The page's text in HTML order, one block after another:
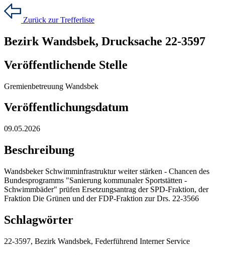
Zurück zur Trefferliste
Bezirk Wandsbek, Drucksache 22-3597
Veröffentlichende Stelle
Gremienbetreuung Wandsbek
Veröffentlichungsdatum
09.05.2026
Beschreibung
Wandsbeker Schwimminfrastruktur weiter stärken - Chancen des
Bundesprogramms "Sanierung kommunaler Sportstätten -
Schwimmbäder" prüfen Ersetzungsantrag der SPD-Fraktion, der
Fraktion Die Grünen und der FDP-Fraktion zur Drs. 22-3566
Schlagwörter
22-3597, Bezirk Wandsbek, Federführend Interner Service